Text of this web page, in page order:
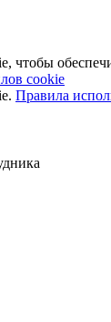
cookie
Правила